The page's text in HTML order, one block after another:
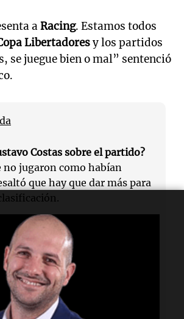
aRacing. Estamos todos
Libertadoresy los partidos
se juegue bien o mal” sentenció
Costas sobre el partido?
no jugaron como habían
que hay que dar más para
el partido de vuelta?
se jugará el próximo
septiembre a las 19:00 en el
Perón.
resultado del primer partido?